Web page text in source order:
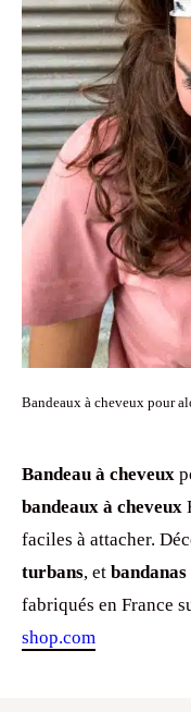
Bandeaux à cheveux pour
Bandeau à cheveux
bandeaux à cheveux
faciles à attacher.
turbans, et bandanas
fabriqués en France
shop.com